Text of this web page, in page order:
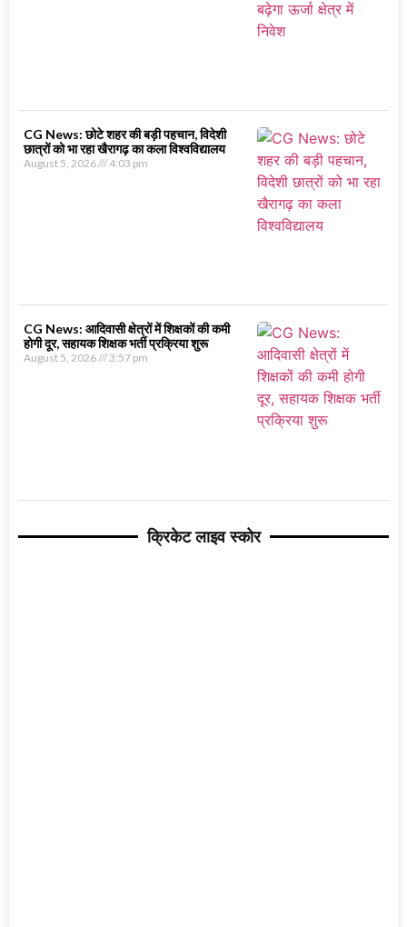
CG News: छोटे शहर की बड़ी पहचान, विदेशी
छात्रों को भा रहा खैरागढ़ का कला विश्वविद्यालय
August 5, 2026 4:03 pm
CG News: आदिवासी क्षेत्रों में शिक्षकों की कमी
होगी दूर, सहायक शिक्षक भर्ती प्रक्रिया शुरू
August 5, 2026 3:57 pm
क्रिकेट लाइव स्कोर